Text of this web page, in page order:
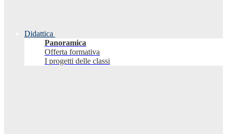
Didattica
Panoramica
Offerta formativa
I progetti delle classi